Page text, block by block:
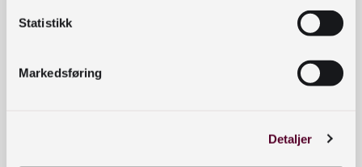
Statistikk
Markedsføring
Detaljer
ha forhåndsklarer for ulike typer bruk. På nettet
gjøres dette gjerne gjennom en Creative
Commons-lisens (CC). Dette er internasjonale
standarder for bruk og det er derfor viktig at de
https://creativecommons.org/licenses/?lang=no